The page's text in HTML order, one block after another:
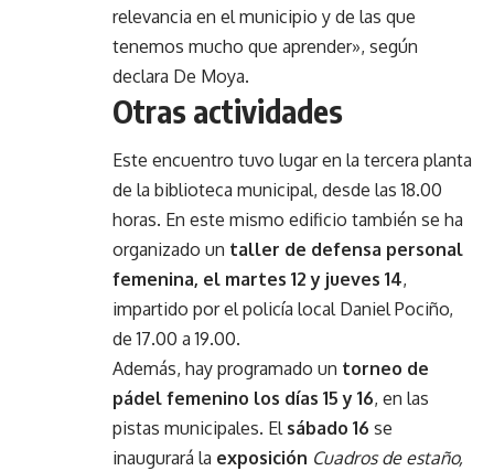
relevancia en el municipio y de las que
tenemos mucho que aprender», según
declara De Moya.
Otras actividades
Este encuentro tuvo lugar en la tercera planta
de la biblioteca municipal, desde las 18.00
horas. En este mismo edificio también se ha
organizado un taller de defensa personal
femenina, el martes 12 y jueves 14,
impartido por el policía local Daniel Pociño,
de 17.00 a 19.00.
Además, hay programado un torneo de
pádel femenino los días 15 y 16, en las
pistas municipales. El sábado 16 se
inaugurará la exposición Cuadros de estaño,